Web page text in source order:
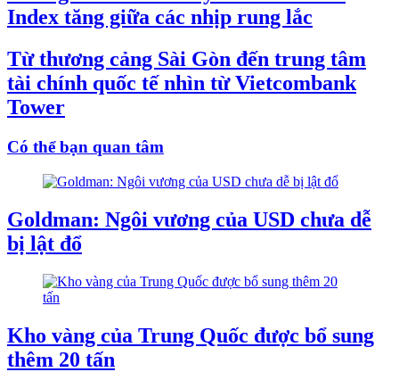
Index tăng giữa các nhịp rung lắc
Từ thương cảng Sài Gòn đến trung tâm
tài chính quốc tế nhìn từ Vietcombank
Tower
Có thể bạn quan tâm
Goldman: Ngôi vương của USD chưa dễ
bị lật đổ
Kho vàng của Trung Quốc được bổ sung
thêm 20 tấn